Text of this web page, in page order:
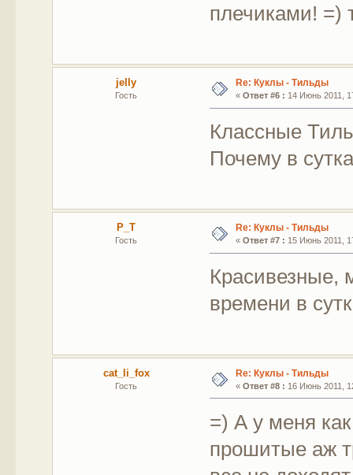
плечиками! =)
jelly
Гость
Re: Куклы - Тильды
« Ответ #6 : 14 Июнь 2011,
Классные
Почему в
P_T
Гость
Re: Куклы - Тильды
« Ответ #7 : 15 Июнь 2011,
Красивезные,
времени в
cat_li_fox
Гость
Re: Куклы - Тильды
« Ответ #8 : 16 Июнь 2011,
=) А у меня
прошитые аж